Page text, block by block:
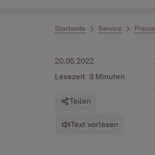
Startseite Service Presse
20.05.2022
Lesezeit: 3 Minuten
Teilen
Text vorlesen